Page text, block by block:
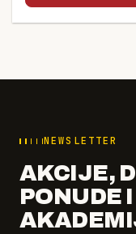
NEWSLETTER
AKCIJE,
PONUDE